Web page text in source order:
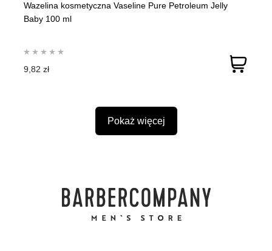
Wazelina kosmetyczna Vaseline Pure Petroleum Jelly
Baby 100 ml
9,82 zł
Pokaż więcej